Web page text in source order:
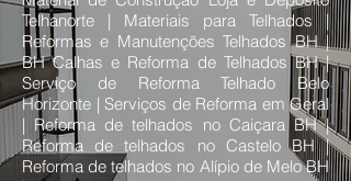
Telhanorte | Materiais para Telhados |
Reformas e Manutenções Telhados BH |
BH Calhas e Reforma de Telhados BH |
Serviço de Reforma Telhado Belo
Horizonte | Serviços de Reforma em Geral
| Reforma de telhados no Caiçara BH |
Reforma de telhados no Castelo BH |
Reforma de telhados no Alípio de Melo BH